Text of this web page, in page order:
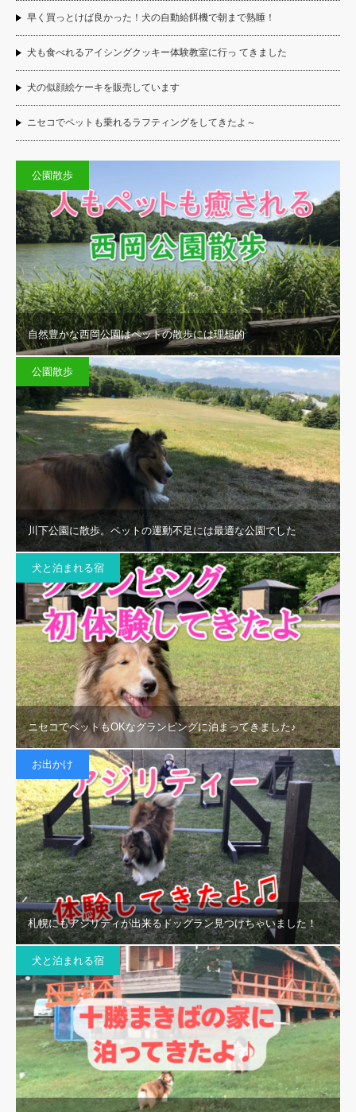
早く買っとけば良かった！犬の自動給餌機で朝まで熟睡！
犬も食べれるアイシングクッキー体験教室に行っ てきました
犬の似顔絵ケーキを販売しています
ニセコでペットも乗れるラフティングをしてきたよ～
公園散歩
自然豊かな西岡公園はペットの散歩には理想的
公園散歩
川下公園に散歩。ペットの運動不足には最適な公園でした
犬と泊まれる宿
ニセコでペットもOKなグランピングに泊まってきました♪
お出かけ
札幌にもアジリティが出来るドッグラン見つけちゃいました！
犬と泊まれる宿